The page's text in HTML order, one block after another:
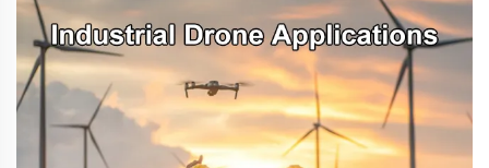
emergencias.